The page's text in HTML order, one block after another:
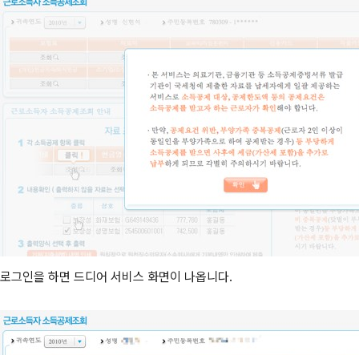
로그인을 하면 드디어 서비스 화면이 나옵니다.